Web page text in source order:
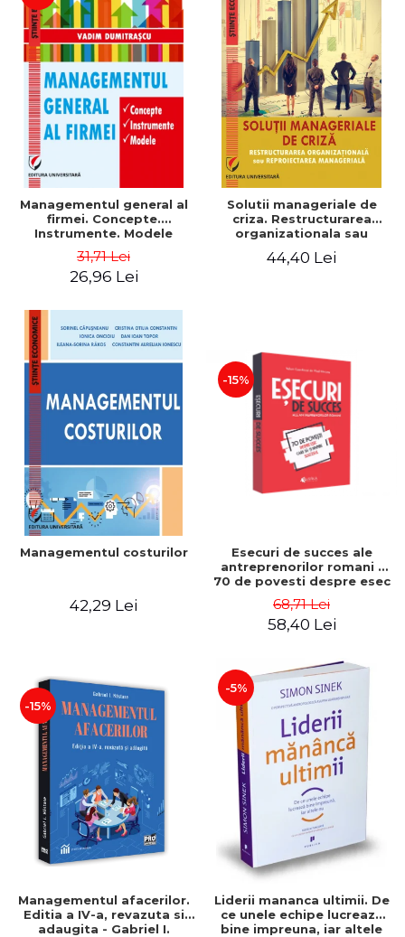
Managementul general al
firmei. Concepte.
Instrumente. Modele
31,71 Lei
26,96 Lei
Solutii manageriale de
criza. Restructurarea
organizationala sau
44,40 Lei
Managementul costurilor
42,29 Lei
-15%
Esecuri de succes ale
antreprenorilor romani -
70 de povesti despre esec
68,71 Lei
58,40 Lei
-15%
Managementul afacerilor.
Editia a IV-a, revazuta si
adaugita - Gabriel I.
-5%
Liderii mananca ultimii. De
ce unele echipe lucreaza
bine impreuna, iar altele